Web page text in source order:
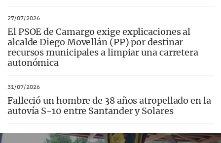
27/07/2026
El PSOE de Camargo exige explicaciones al
alcalde Diego Movellán (PP) por destinar
recursos municipales a limpiar una carretera
autonómica
31/07/2026
Falleció un hombre de 38 años atropellado en la
autovía S-10 entre Santander y Solares